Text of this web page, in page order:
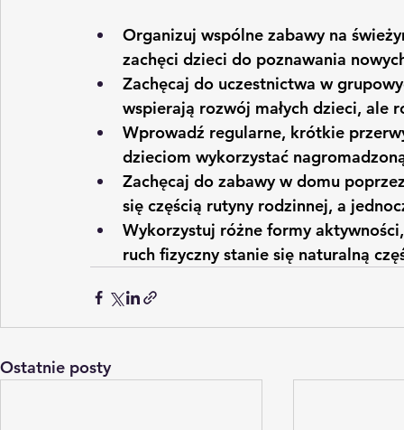
Organizuj wspólne zabawy na
zachęci dzieci do poznawania
Zachęcaj do uczestnictwa w
wspierają rozwój małych dzieci, ale
Wprowadź regularne, krótkie
dzieciom wykorzystać
Zachęcaj do zabawy w domu
się częścią rutyny rodzinnej, a
Wykorzystuj różne formy
ruch fizyczny stanie się naturalną
Ostatnie posty